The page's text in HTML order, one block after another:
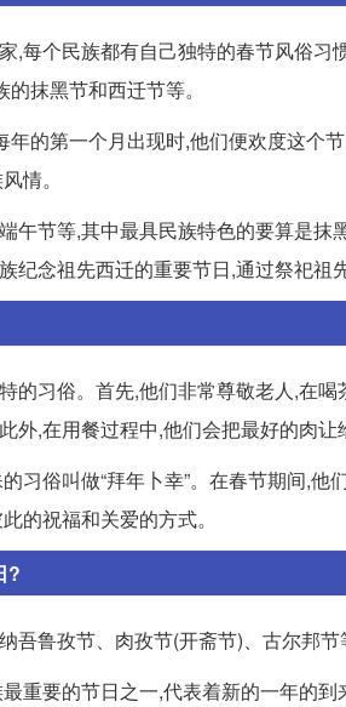
,每个民族都有自己独特的春节风俗
抹黑节和西迁节等。
年的第一个月出现时,他们便欢度这
情。
午节等,其中最具民族特色的要算是
纪念祖先西迁的重要节日,通过祭祀祖
的习俗。首先,他们非常尊敬老人,在
外,在用餐过程中,他们会把最好的肉让
习俗叫做“拜年卜幸”。在春节期间,
的祝福和关爱的方式。
?
吾鲁孜节、肉孜节(开斋节)、古尔邦节
重要的节日之一,代表着新的一年的